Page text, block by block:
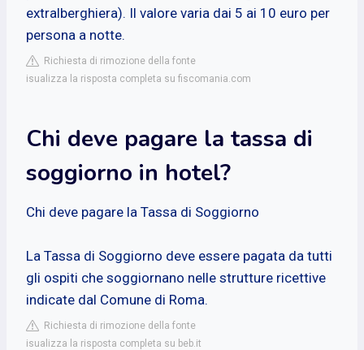
extralberghiera). Il valore varia dai 5 ai 10 euro per
persona a notte.
Richiesta di rimozione della fonte
isualizza la risposta completa su fiscomania.com
Chi deve pagare la tassa di
soggiorno in hotel?
Chi deve pagare la Tassa di Soggiorno
La Tassa di Soggiorno deve essere pagata da tutti
gli ospiti che soggiornano nelle strutture ricettive
indicate dal Comune di Roma.
Richiesta di rimozione della fonte
isualizza la risposta completa su beb.it